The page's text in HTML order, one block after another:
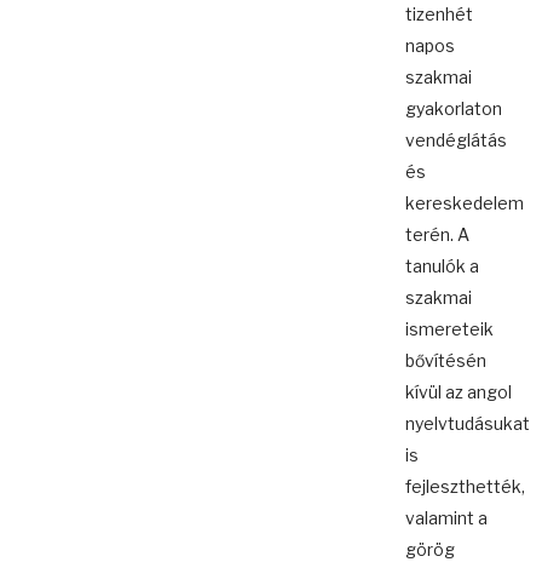
tizenhét
napos
szakmai
gyakorlaton
vendéglátás
és
kereskedelem
terén. A
tanulók a
szakmai
ismereteik
bővítésén
kívül az angol
nyelvtudásukat
is
fejleszthették,
valamint a
görög